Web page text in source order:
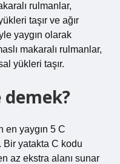
rulmanlar,
taşır ve ağır
yaygın olarak
makaralı rulmanlar,
yükleri taşır.
demek?
en yaygın 5 C
Bir yatakta C kodu
az ekstra alanı sunar